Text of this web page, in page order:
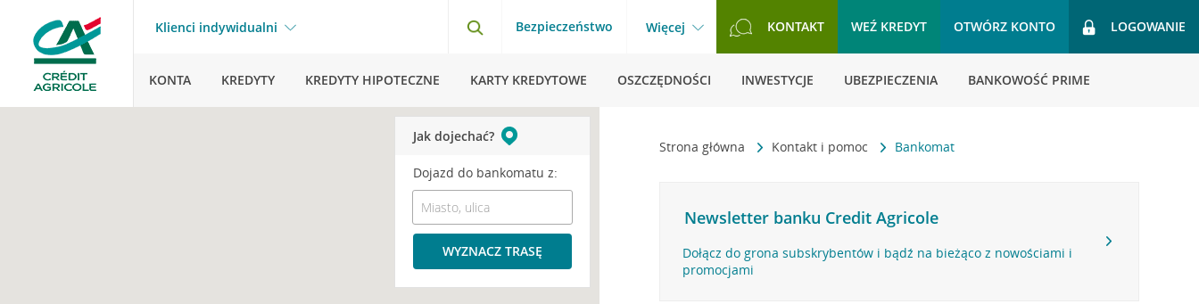
Klienci indywidualni Bezpieczeństwo Więcej KONTAKT WEŹ KREDYT OTWÓRZ KONTO LOGOWANIE
KONTA KREDYTY KREDYTY HIPOTECZNE KARTY KREDYTOWE OSZCZĘDNOŚCI INWESTYCJE UBEZPIECZENIA BANKOWOŚĆ PRIME
Strona główna Kontakt i pomoc Bankomat
Newsletter banku Credit Agricole
Dołącz do grona subskrybentów i bądź na bieżąco z nowościami i
promocjami
Jak dojechać?
Dojazd do bankomatu z:
WYZNACZ TRASĘ